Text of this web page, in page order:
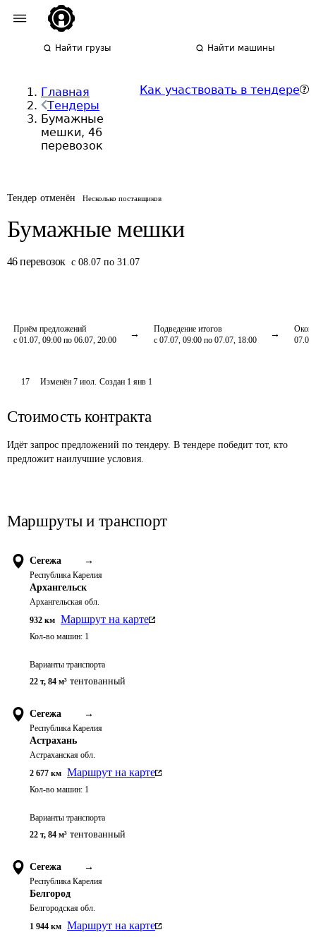
Найти грузы Найти машины
Главная
Тендеры
Бумажные
мешки, 46
перевозок
Как участвовать в тендере
Тендер отменён Несколько поставщиков
Бумажные мешки
46 перевозок с 08.07 по 31.07
Приём предложений
с 01.07, 09:00 по 06.07, 20:00
Подведение итогов
с 07.07, 09:00 по 07.07, 18:00
17 Изменён7 июл. Создан 1 янв 1
Стоимость контракта
Идёт запрос предложений по тендеру. В тендере победит тот, кто
предложит наилучшие условия.
Маршруты и транспорт
Сегежа →
Республика Карелия
Архангельск
Архангельская обл.
932 км Маршрут на карте
Кол-во машин: 1
Варианты транспорта
22 т, 84 м³ тентованный
Сегежа →
Республика Карелия
Астрахань
Астраханская обл.
2 677 км Маршрут на карте
Кол-во машин: 1
Варианты транспорта
22 т, 84 м³ тентованный
Сегежа →
Республика Карелия
Белгород
Белгородская обл.
1 944 км Маршрут на карте